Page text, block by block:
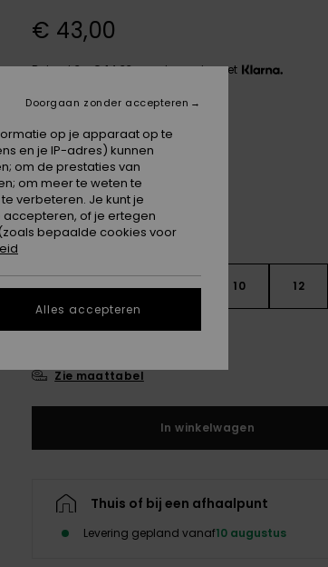
€ 43,00
Betaal 3 x € 14,33, zonder rente met
KleurParchment
4 6 8 10 12
16
Zie maattabel
In winkelwagen
Thuis of bij een afhaalpunt
Levering gepland vanaf10 augustus
op je apparaat op te
en je IP-adres) kunnen
om de prestaties van
om meer te weten te
verbeteren. Je kunt je
of je ertegen
bepaalde cookies voor
Doorgaan zonder accepteren
Alles accepteren